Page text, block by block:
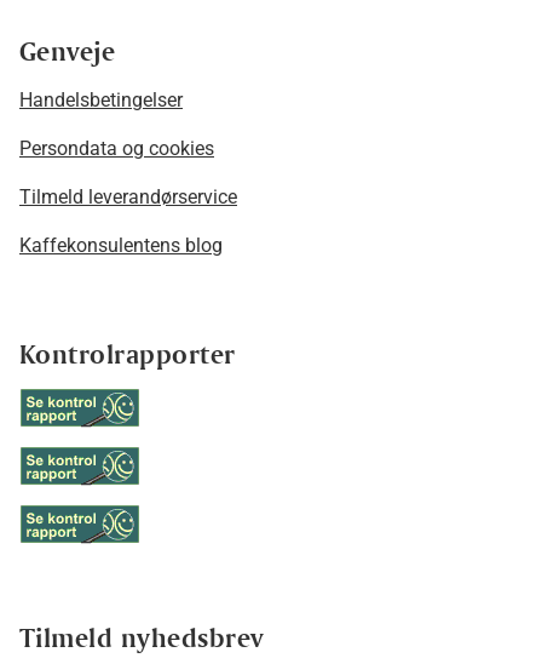
Genveje
Handelsbetingelser
Persondata og cookies
Tilmeld leverandørservice
Kaffekonsulentens blog
Kontrolrapporter
Tilmeld nyhedsbrev